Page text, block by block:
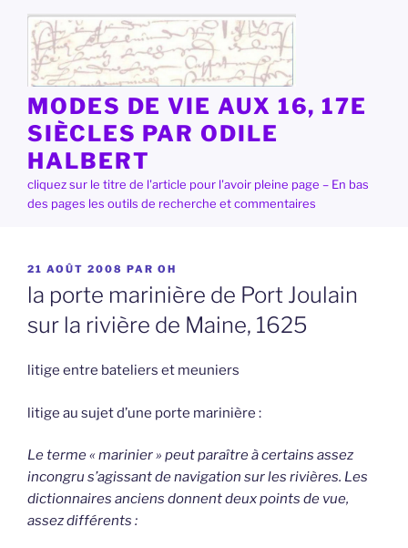
contenu
principal
MODES DE VIE AUX 16, 17E
SIÈCLES PAR ODILE
HALBERT
cliquez sur le titre de l'article pour l'avoir pleine page – En bas
des pages les outils de recherche et commentaires
PUBLIÉ
LE
21 AOÛT 2008 PAR OH
la porte marinière de Port Joulain
sur la rivière de Maine, 1625
litige entre bateliers et meuniers
litige au sujet d’une porte marinière :
Le terme « marinier » peut paraître à certains assez
incongru s’agissant de navigation sur les rivières. Les
dictionnaires anciens donnent deux points de vue,
assez différents :